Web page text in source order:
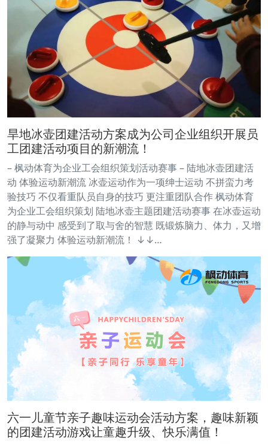
旱地冰壶团建活动方案成为公司企业组织开展员
工团建活动项目的新潮流！
– 枫动体育为企业工会组织策划活动赛事 – 陆地冰壶团建活
动 体验运动新潮流 冰壶运动作为一项绅士运动 不拼蛮力考
验技巧 不仅看重队员自身的技巧 更注重团队合作 枫动体育
为企业工会组织策划 陆地冰壶主题团建活动赛事 在冰壶运动
的静与动中 感受到了取与舍的智慧 既锻炼脑力、体力，又增
强了凝聚力 体验运动新潮流！ ↓↓…
六一儿童节亲子趣味运动会活动方案，趣味新颖
的团建活动游戏让童趣升级、快乐满值！